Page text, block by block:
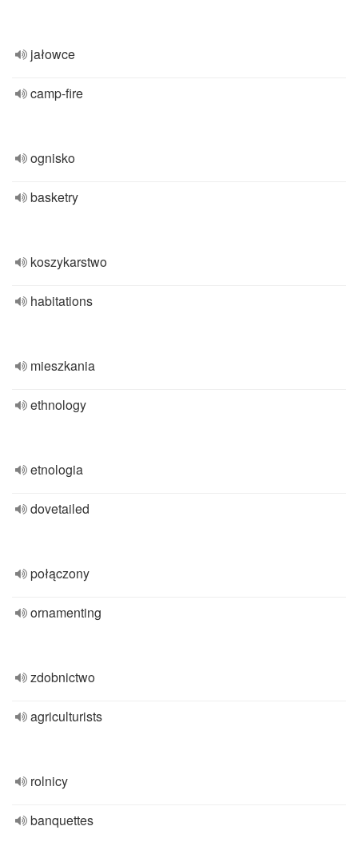
jałowce
camp-fire
ognisko
basketry
koszykarstwo
habitations
mieszkania
ethnology
etnologia
dovetailed
połączony
ornamenting
zdobnictwo
agriculturists
rolnicy
banquettes